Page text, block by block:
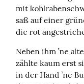
mit
saß auf einer
die rot
Neben ihm ’ne
zählte kaum erst
in der Hand ’ne